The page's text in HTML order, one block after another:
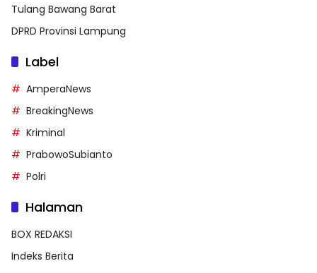
Tulang Bawang Barat
DPRD Provinsi Lampung
Label
AmperaNews
BreakingNews
Kriminal
PrabowoSubianto
Polri
Halaman
BOX REDAKSI
Indeks Berita